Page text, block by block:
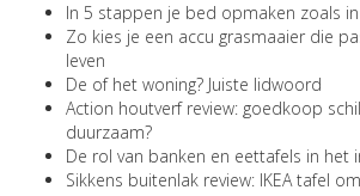
In 5 stappen je bed opmaken zoals
Zo kies je een accu grasmaaier die
leven
De of het woning? Juiste lidwoord
Action houtverf review: goedkoop
duurzaam?
De rol van banken en eettafels in het
Sikkens buitenlak review: IKEA tafel